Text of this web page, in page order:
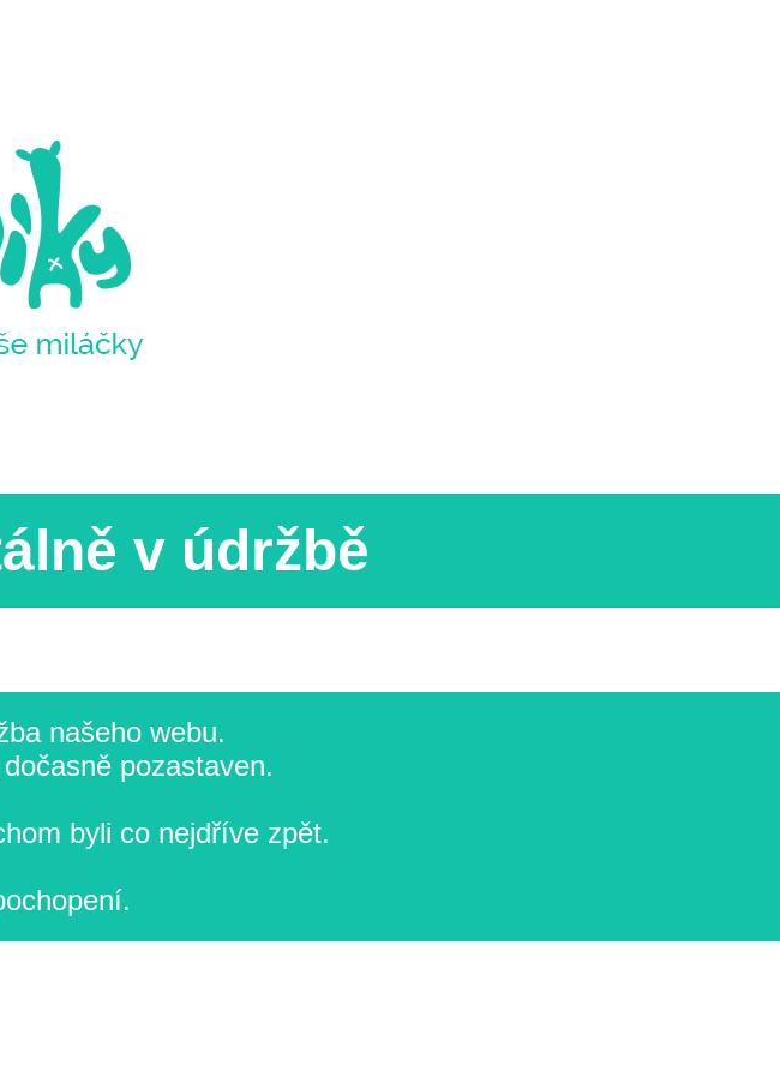
v údržbě
našeho webu.
pozastaven.
byli co nejdříve zpět.